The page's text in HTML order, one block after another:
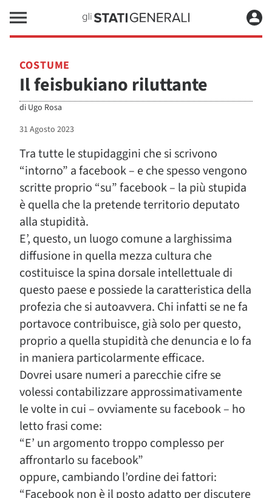
COSTUME
Il feisbukiano riluttante
di Ugo Rosa
31 Agosto 2023
Tra tutte le stupidaggini che si scrivono
“intorno” a facebook – e che spesso vengono
scritte proprio “su” facebook – la più stupida
è quella che la pretende territorio deputato
alla stupidità.
E’, questo, un luogo comune a larghissima
diffusione in quella mezza cultura che
costituisce la spina dorsale intellettuale di
questo paese e possiede la caratteristica della
profezia che si autoavvera. Chi infatti se ne fa
portavoce contribuisce, già solo per questo,
proprio a quella stupidità che denuncia e lo fa
in maniera particolarmente efficace.
Dovrei usare numeri a parecchie cifre se
volessi contabilizzare approssimativamente
le volte in cui – ovviamente su facebook – ho
letto frasi come:
“E’ un argomento troppo complesso per
affrontarlo su facebook”
oppure, cambiando l’ordine dei fattori:
“Facebook non è il posto adatto per discutere